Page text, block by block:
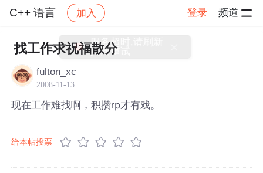
C++ 语言 加入 登录 频道
社区 C++ 语言 帖子详情
找工作求祝福散分
fulton_xc
2008-11-13
现在工作难找啊，积攒rp才有戏。
给本帖投票